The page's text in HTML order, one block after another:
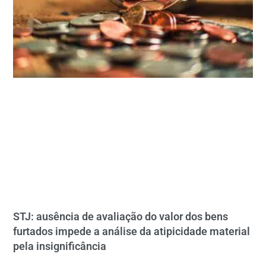
STJ: ausência de avaliação do valor dos bens
furtados impede a análise da atipicidade material
pela insignificância